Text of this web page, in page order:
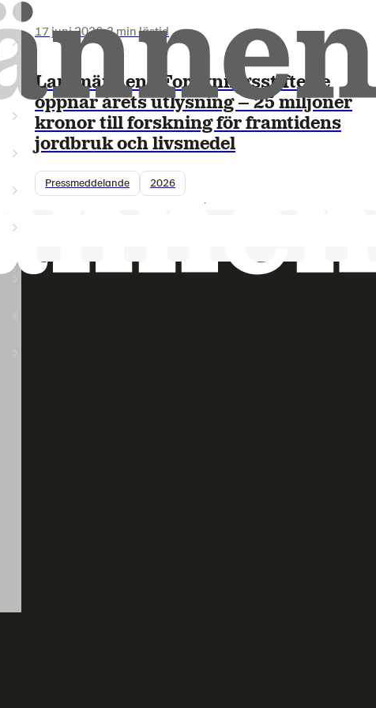
17 juni 2026•3 min lästid
Lantmännens Forskningsstiftelse
öppnar årets utlysning – 25 miljoner
kronor till forskning för framtidens
jordbruk och livsmedel
Pressmeddelande 2026